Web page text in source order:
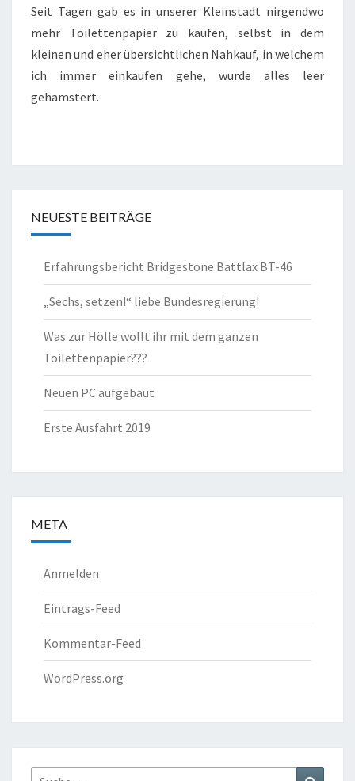
TOILETTENPAPIER???
Seit Tagen gab es in unserer Kleinstadt nirgendwo
mehr Toilettenpapier zu kaufen, selbst in dem
kleinen und eher übersichtlichen Nahkauf, in welchem
ich immer einkaufen gehe, wurde alles leer
gehamstert.
NEUESTE BEITRÄGE
Erfahrungsbericht Bridgestone Battlax BT-46
„Sechs, setzen!“ liebe Bundesregierung!
Was zur Hölle wollt ihr mit dem ganzen
Toilettenpapier???
Neuen PC aufgebaut
Erste Ausfahrt 2019
META
Anmelden
Eintrags-Feed
Kommentar-Feed
WordPress.org
Suche